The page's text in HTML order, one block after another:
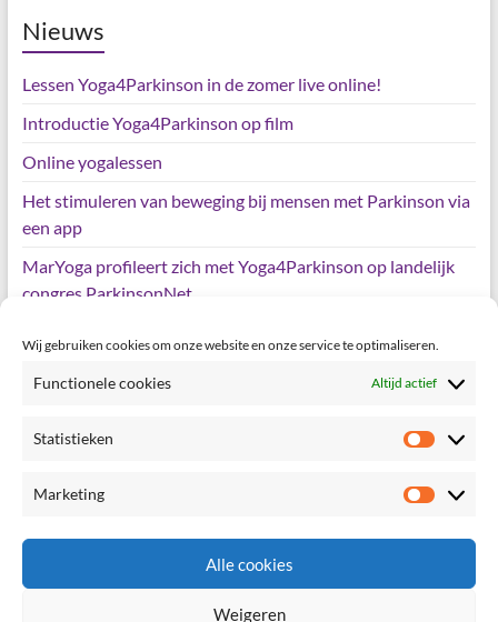
Wij gebruiken cookies om onze website en onze service te optimaliseren.
Functionele cookies Altijd actief
Statistieken
Marketing
Alle cookies
Weigeren
Nieuws
Lessen Yoga4Parkinson in de zomer live online!
Introductie Yoga4Parkinson op film
Online yogalessen
Het stimuleren van beweging bij mensen met Parkinson via
een app
MarYoga profileert zich met Yoga4Parkinson op landelijk
congres ParkinsonNet
Reacties feed
WordPress.org